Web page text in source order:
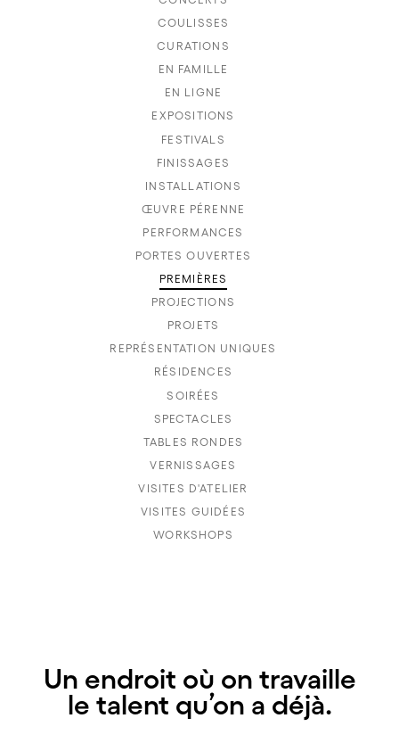
COULISSES
CURATIONS
EN FAMILLE
EN LIGNE
EXPOSITIONS
FESTIVALS
FINISSAGES
INSTALLATIONS
ŒUVRE PÉRENNE
PERFORMANCES
PORTES OUVERTES
PREMIÈRES
PROJECTIONS
PROJETS
REPRÉSENTATION UNIQUES
RÉSIDENCES
SOIRÉES
SPECTACLES
TABLES RONDES
VERNISSAGES
VISITES D'ATELIER
VISITES GUIDÉES
WORKSHOPS
Un endroit où on travaille
le talent qu’on a déjà.